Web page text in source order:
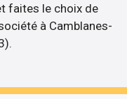
faites le choix de
à Camblanes-